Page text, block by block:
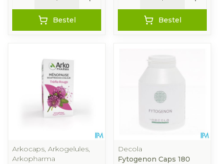
Bestel Bestel
Arkocaps, Arkogelules,
Arkopharma
Decola
Fytogenon Caps 180